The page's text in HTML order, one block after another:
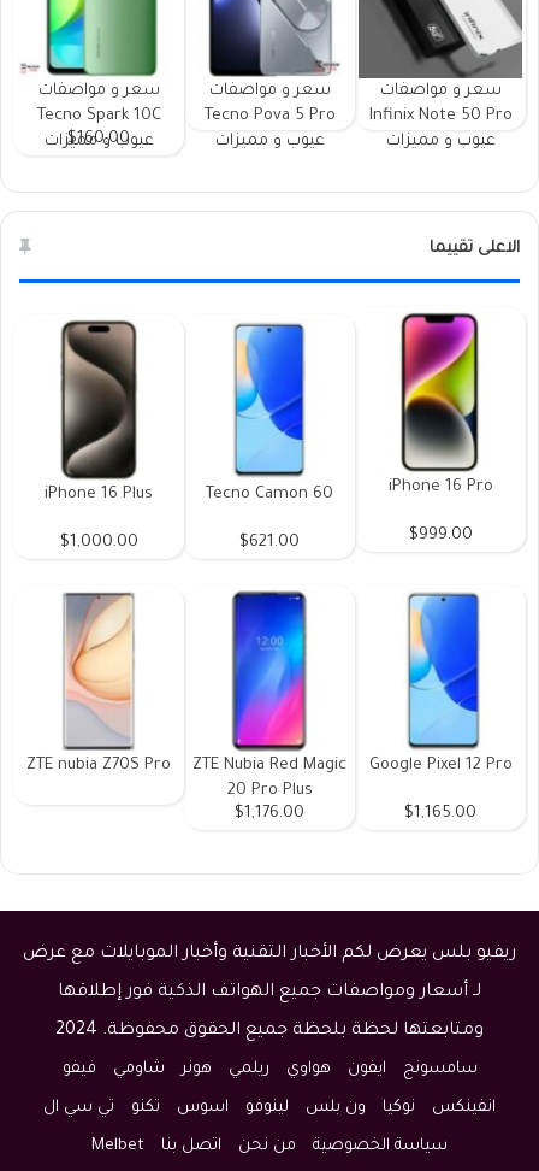
سعر و مواصفات
Infinix Note 50 Pro
عيوب و مميزات
سعر و مواصفات
Tecno Pova 5 Pro
عيوب و مميزات
سعر و مواصفات
Tecno Spark 10C
عيوب و مميزات
$160.00
الاعلى تقييما
iPhone 16 Pro
$999.00
Tecno Camon 60
$621.00
iPhone 16 Plus
$1,000.00
Google Pixel 12 Pro
$1,165.00
ZTE Nubia Red Magic
20 Pro Plus
$1,176.00
ZTE nubia Z70S Pro
ريفيو بلس يعرض لكم الأخبار التقنية وأخبار الموبايلات مع عرض
لـ أسعار ومواصفات جميع الهواتف الذكية فور إطلاقها
ومتابعتها لحظة بلحظة جميع الحقوق محفوظة. 2024
سامسونج ايفون هواوي ريلمي هونر شاومي فيفو
انفينكس نوكيا ون بلس لينوفو اسوس تكنو تي سي ال
سياسة الخصوصية من نحن اتصل بنا Melbet